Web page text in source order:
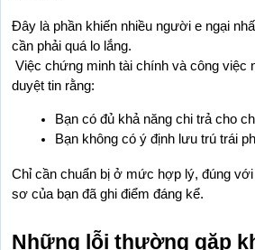
Đây là phần khiến nhiều người e ngại
cần phải quá lo lắng.
Việc chứng minh tài chính và công việc
duyệt tin rằng:
Bạn có đủ khả năng chi trả cho
Bạn không có ý định lưu trú trái
Chỉ cần chuẩn bị ở mức hợp lý, đúng
sơ của bạn đã ghi điểm đáng kể.
Những lỗi thường gặp